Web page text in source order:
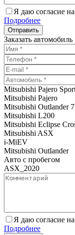
Я даю согласие
Подробнее
Заказать автомобиль
Mitsubishi Pajero
Mitsubishi Pajero
Mitsubishi Outlander
Mitsubishi L200
Mitsubishi Eclipse
Mitsubishi ASX
i-MiEV
Mitsubishi Outlander
Авто с пробегом
ASX_2020
Я даю согласие
Подробнее